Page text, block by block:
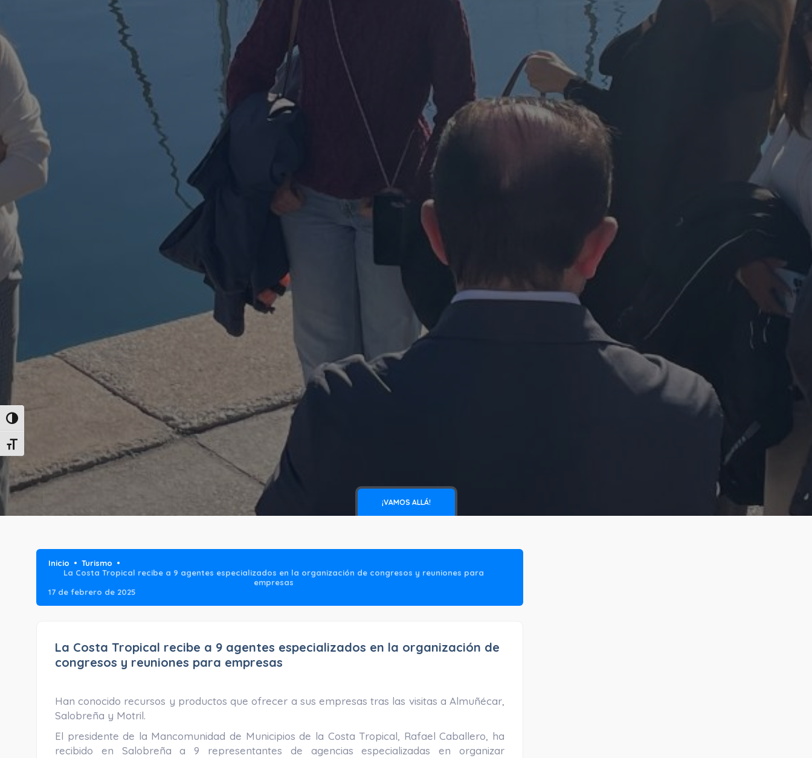
Alternar alto contraste
Alternar tamaño de letra
¡VAMOS ALLÁ!
Inicio
Turismo
La Costa Tropical recibe a 9 agentes especializados en la organización de congresos y reuniones para
empresas
17 de febrero de 2025
La Costa Tropical recibe a 9 agentes especializados en la organización de
congresos y reuniones para empresas
Han conocido recursos y productos que ofrecer a sus empresas tras las visitas a Almuñécar,
Salobreña y Motril.
El presidente de la Mancomunidad de Municipios de la Costa Tropical, Rafael Caballero, ha
recibido en Salobreña a 9 representantes de agencias especializadas en organizar